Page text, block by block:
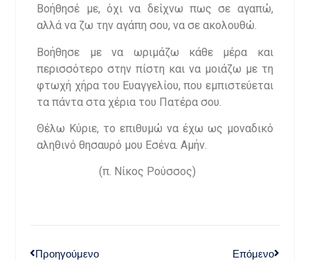
Βοήθησέ με, όχι να δείχνω πως σε αγαπώ,
αλλά να ζω την αγάπη σου, να σε ακολουθώ.
Βοήθησε με να ωριμάζω κάθε μέρα και
περισσότερο στην πίστη και να μοιάζω με τη
φτωχή χήρα του Ευαγγελίου, που εμπιστεύεται
τα πάντα στα χέρια του Πατέρα σου.
Θέλω Κύριε, το επιθυμώ να έχω ως μοναδικό
αληθινό θησαυρό μου Εσένα. Αμήν.
(π. Νίκος Ρούσσος)
Προηγούμενο Επόμενο